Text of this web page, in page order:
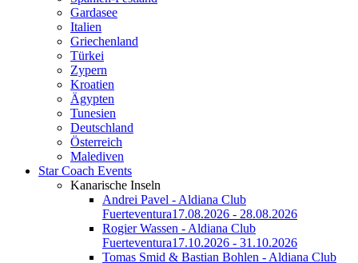
Gardasee
Italien
Griechenland
Türkei
Zypern
Kroatien
Ägypten
Tunesien
Deutschland
Österreich
Malediven
Star Coach Events
Kanarische Inseln
Andrei Pavel - Aldiana Club
Fuerteventura17.08.2026 - 28.08.2026
Rogier Wassen - Aldiana Club
Fuerteventura17.10.2026 - 31.10.2026
Tomas Smid & Bastian Bohlen - Aldiana Club